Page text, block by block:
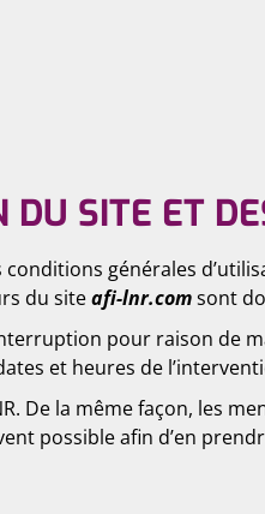
SITE ET
générales
du siteafi-lnr.comsont
pour raison de
et heures de
De la même façon, les
possible afin d’en